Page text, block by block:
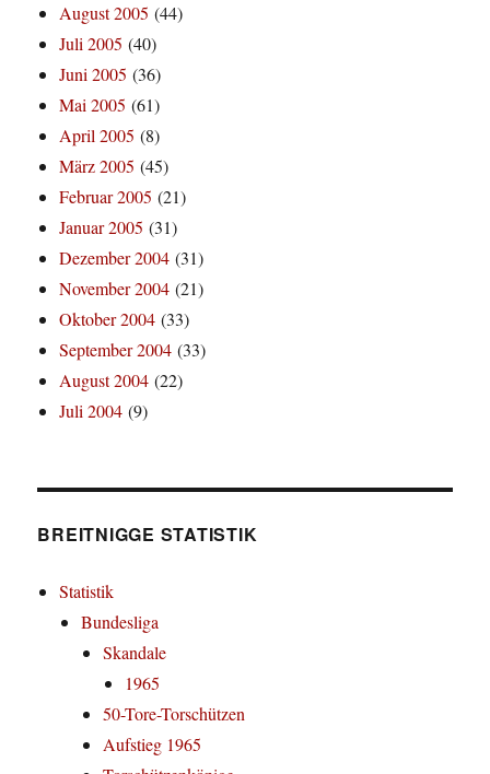
August 2005 (44)
Juli 2005 (40)
Juni 2005 (36)
Mai 2005 (61)
April 2005 (8)
März 2005 (45)
Februar 2005 (21)
Januar 2005 (31)
Dezember 2004 (31)
November 2004 (21)
Oktober 2004 (33)
September 2004 (33)
August 2004 (22)
Juli 2004 (9)
BREITNIGGE STATISTIK
Statistik
Bundesliga
Skandale
1965
50-Tore-Torschützen
Aufstieg 1965